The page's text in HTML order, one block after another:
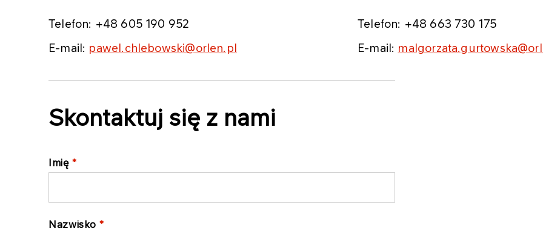
Telefon: +48 605 190 952
E-mail: pawel.chlebowski@orlen.pl
Telefon: +48 663 730 175
E-mail:
Skontaktuj się z nami
Imię
Nazwisko